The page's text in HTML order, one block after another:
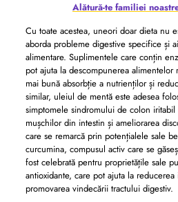
Alătură-te familiei
Cu toate acestea, uneori doar dieta nu
aborda probleme digestive specifice și
alimentare. Suplimentele care conțin
pot ajuta la descompunerea
mai bună absorbție a nutrienților și
similar, uleiul de mentă este adesea
simptomele sindromului de colon iritabil
mușchilor din intestin și ameliorarea
care se remarcă prin potențialele sale
curcumina, compusul activ care se
fost celebrată pentru proprietățile sale
antioxidante, care pot ajuta la
promovarea vindecării tractului digestiv.